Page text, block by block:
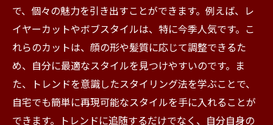
で、個々の魅力を引き出すことができます。例えば、レ
イヤーカットやボブスタイルは、特に今季人気です。こ
れらのカットは、顔の形や髪質に応じて調整できるた
め、自分に最適なスタイルを見つけやすいのです。ま
た、トレンドを意識したスタイリング法を学ぶことで、
自宅でも簡単に再現可能なスタイルを手に入れることが
できます。トレンドに追随するだけでなく、自分自身の